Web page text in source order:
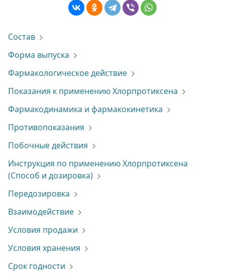
Состав
Форма выпуска
Фармакологическое действие
Показания к применению Хлорпротиксена
Фармакодинамика и фармакокинетика
Противопоказания
Побочные действия
Инструкция по применению Хлорпротиксена
(Способ и дозировка)
Передозировка
Взаимодействие
Условия продажи
Условия хранения
Срок годности